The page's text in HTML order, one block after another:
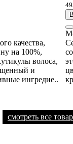
качества,
на 100%,
волоса,
и
ингредие..
смотреть все